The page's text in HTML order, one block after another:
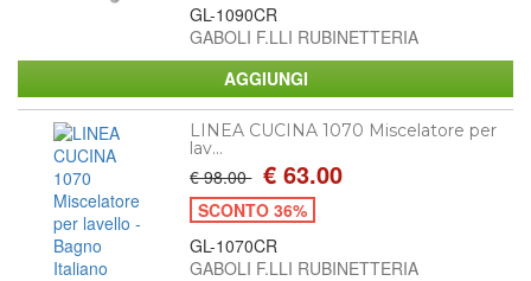
GL-1090CR
GABOLI F.LLI RUBINETTERIA
LINEA CUCINA 1070 Miscelatore per
lav...
€ 98.00 € 63.00
SCONTO 36%
GL-1070CR
GABOLI F.LLI RUBINETTERIA